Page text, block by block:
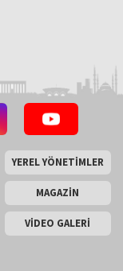
YEREL YÖNETİMLER
MAGAZİN
VİDEO GALERİ